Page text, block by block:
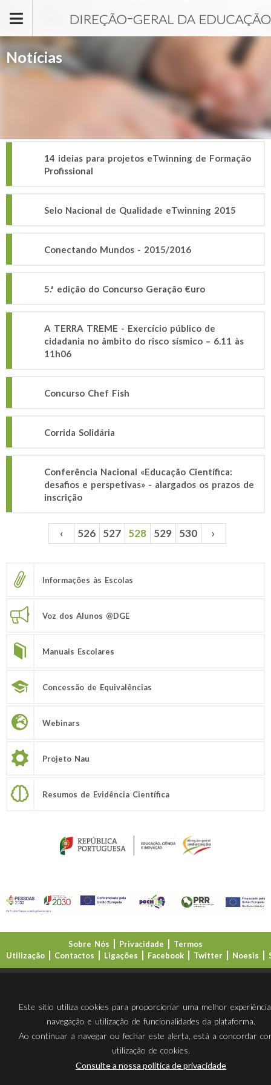
Notícias
14 ideias para projetos eTwinning de Formação
Profissional
Selo Nacional de Qualidade eTwinning 2015
Conectando Mundos - 2015/2016
5.ª edição do Concurso Geração €uro
A TERRA TREME - Exercício público de
cidadania no âmbito do risco sísmico – 6.11 às
11h06
Concurso Chef Fish
Corrida Solidária
Conferência Nacional «Educação Científica:
desafios e perspetivas» - alargados os prazos de
inscrição
Páginas ‹ 526 527 528 529 530 ›
Informações às Escolas
Voz dos Alunos @DGE
Manuais Escolares
Concessão de Equivalências
Webinars
Projeto Nau
Resumos de Evidência Científica
Sobre Nós Privacidade
Termos
Utilização
Contactos Ligações Facebook Twitter Noesis
Este sítio utiliza cookies para proporcionar uma melhor
navegação e utilização de funcionalidades da plataforma.
Ao continuar a navegar ou fechar este alerta, está a concordar
utilização de cookies.
Consulte a nossa política de privacidade